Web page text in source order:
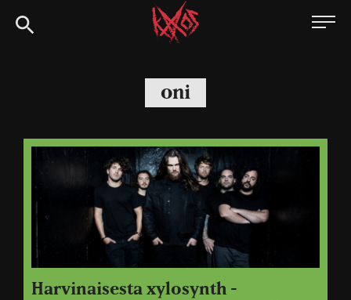
Siirry
suoraan
Kaaoszine
oni
Harvinaisesta xylosynth -